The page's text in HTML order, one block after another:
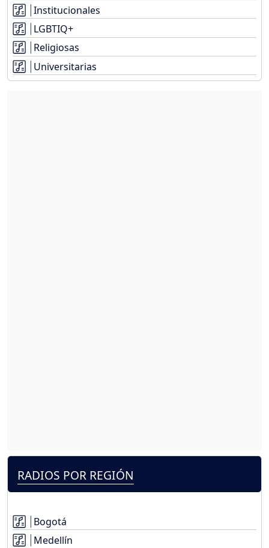
Institucionales
LGBTIQ+
Religiosas
Universitarias
RADIOS POR REGIÓN
Bogotá
Medellín